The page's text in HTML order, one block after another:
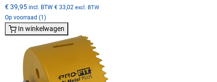
€ 39,95 incl. BTW € 33,02 excl. BTW
Op voorraad (1)
In winkelwagen